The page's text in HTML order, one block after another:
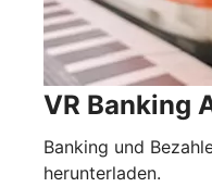
VR Banking
Banking und
herunterladen.